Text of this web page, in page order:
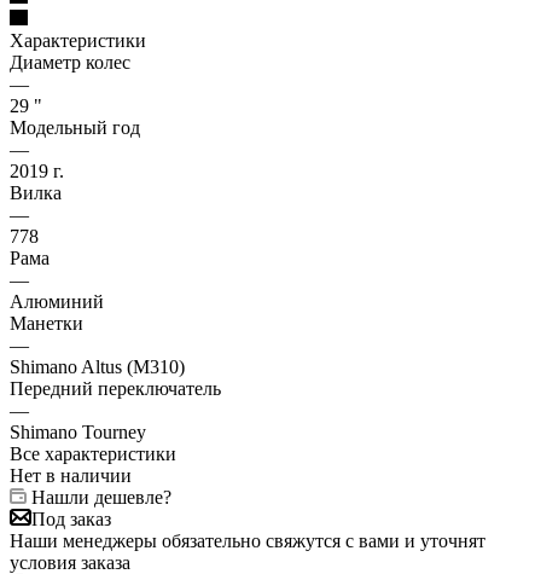
Характеристики
Диаметр колес
—
29 "
Модельный год
—
2019 г.
Вилка
—
778
Рама
—
Алюминий
Манетки
—
Shimano Altus (M310)
Передний переключатель
—
Shimano Tourney
Все характеристики
Нет в наличии
Нашли дешевле?
Под заказ
Наши менеджеры обязательно свяжутся с вами и уточнят
условия заказа